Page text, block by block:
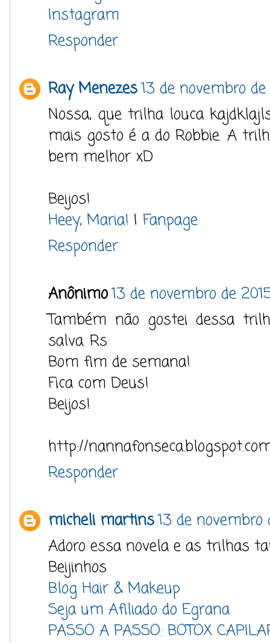
Instagram
Responder
Ray Menezes13 de novembro
Nossa, que trilha louca
mais gosto é a do Robbie. A
bem melhor xD
Beijos!
Heey, Maria! | Fanpage
Responder
Anônimo13 de novembro de
Também não gostei dessa
salva. Rs
Bom fim de semana!
Fica com Deus!
Beijos!
http://
Responder
micheli martins13 de novembro
Adoro essa novela e as trilhas
Beijinhos
Blog Hair & Makeup
Seja um Afiliado do Egrana
PASSO A PASSO: BOTOX